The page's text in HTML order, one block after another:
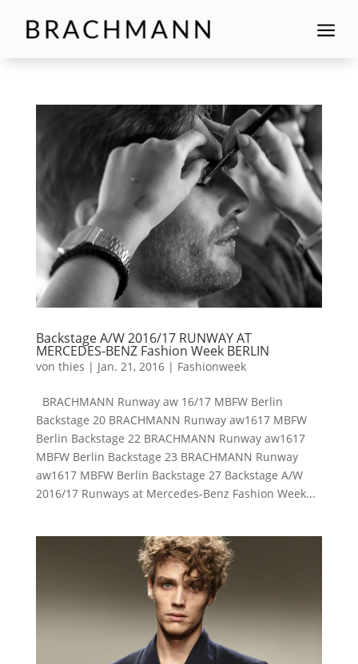
a
Backstage A/W 2016/17 RUNWAY AT
MERCEDES-BENZ Fashion Week BERLIN
von thies | Jan. 21, 2016| Fashionweek
BRACHMANN Runway aw 16/17 MBFW Berlin
Backstage 20 BRACHMANN Runway aw1617 MBFW
Berlin Backstage 22 BRACHMANN Runway aw1617
MBFW Berlin Backstage 23 BRACHMANN Runway
aw1617 MBFW Berlin Backstage 27 Backstage A/W
2016/17 Runways at Mercedes-Benz Fashion Week...